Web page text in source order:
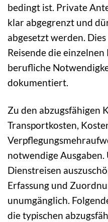
bedingt ist. Private
klar abgegrenzt und
abgesetzt werden.
Reisende die einzelnen
berufliche
dokumentiert.
Zu den abzugsfähigen
Transportkosten,
notwendige
Dienstreisen
Erfassung und
unumgänglich.
die typischen